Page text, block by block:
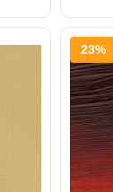
23%